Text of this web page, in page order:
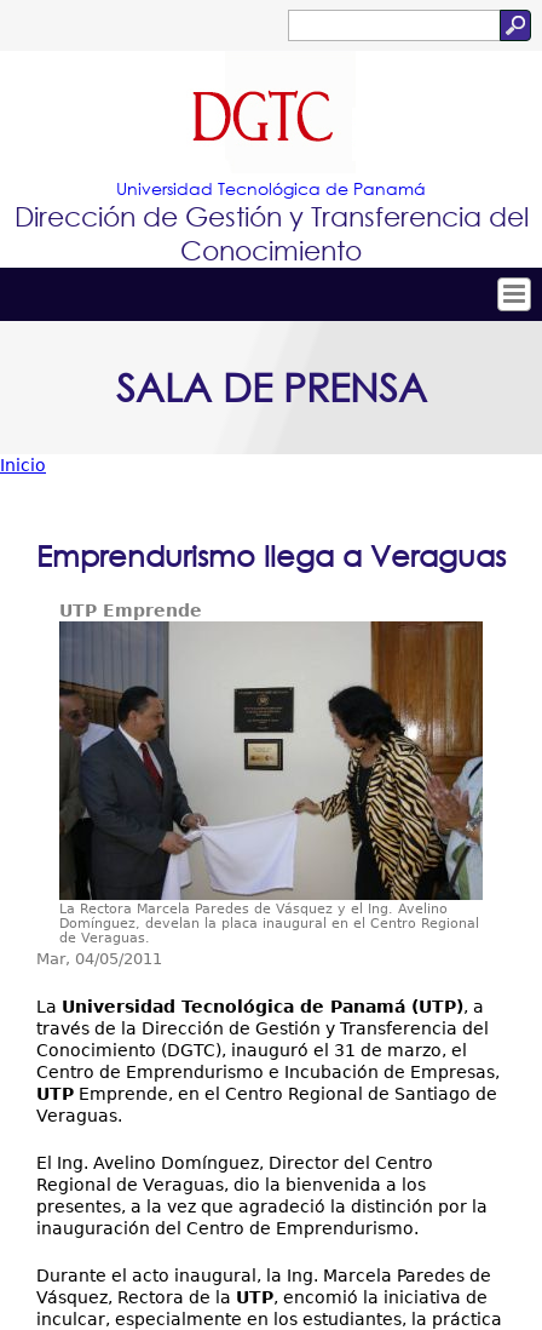
Jump to navigation
de
búsqueda
Universidad Tecnológica de Panamá
Dirección de Gestión y Transferencia del
Conocimiento
Conócenos
Resultados y Casos de Éxito
Centros Regionales
SALA DE PRENSA
está
Inicio
Emprendurismo llega a Veraguas
UTP Emprende
La Rectora Marcela Paredes de Vásquez y el Ing. Avelino
Domínguez, develan la placa inaugural en el Centro Regional
de Veraguas.
Mar, 04/05/2011
La Universidad Tecnológica de Panamá (UTP), a
través de la Dirección de Gestión y Transferencia del
Conocimiento (DGTC), inauguró el 31 de marzo, el
Centro de Emprendurismo e Incubación de Empresas,
UTP Emprende, en el Centro Regional de Santiago de
Veraguas.
El Ing. Avelino Domínguez, Director del Centro
Regional de Veraguas, dio la bienvenida a los
presentes, a la vez que agradeció la distinción por la
inauguración del Centro de Emprendurismo.
Durante el acto inaugural, la Ing. Marcela Paredes de
Vásquez, Rectora de la UTP, encomió la iniciativa de
inculcar, especialmente en los estudiantes, la práctica